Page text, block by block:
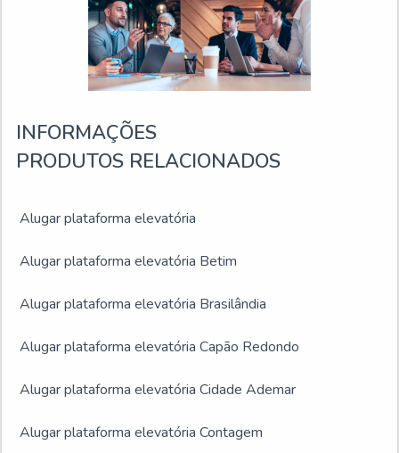
INFORMAÇÕES
PRODUTOS RELACIONADOS
Alugar plataforma elevatória
Alugar plataforma elevatória Betim
Alugar plataforma elevatória Brasilândia
Alugar plataforma elevatória Capão Redondo
Alugar plataforma elevatória Cidade Ademar
Alugar plataforma elevatória Contagem